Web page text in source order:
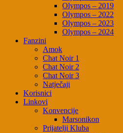
Olympos – 2019
Olympos – 2022
Olympos – 2023
Olympos – 2024
Fanzini
Amok
Chat Noir 1
Chat Noir 2
Chat Noir 3
Natječaji
Korisnici
Linkovi
Konvencije
Marsonikon
Prijatelji Kluba